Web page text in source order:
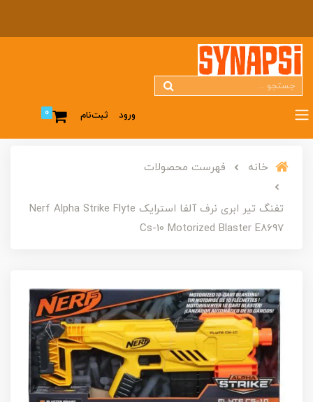
ورود ثبت‌نام 0
خانه فهرست محصولات
تفنگ تیر ابری نرف آلفا استرایک Nerf Alpha Strike Flyte
Cs-10 Motorized Blaster E8697